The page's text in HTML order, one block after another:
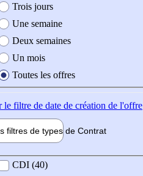
Trois jours
Une semaine
Deux semaines
Un mois
Toutes les offres
le filtre de date de création de l'offre
filtres de types de Contrat
contrat
CDI (40)